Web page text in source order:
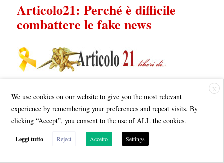
Articolo21: Perché è difficile
combattere le fake news
diARTURO DI CORINTOper Articolo 21 del 21
GENNAIO 2018
X
We use cookies on our website to give you the most relevant
experience by remembering your preferences and repeat visits. By
clicking “Accept”, you consent to the use of ALL the cookies.
Leggi tutto Reject Accetto Settings